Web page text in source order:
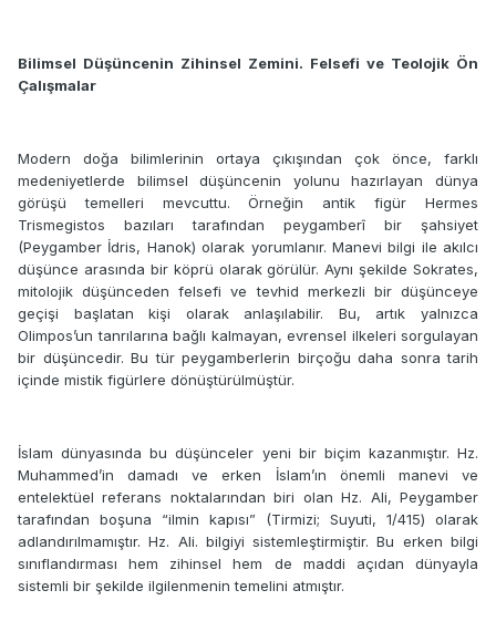
Bilimsel Düşüncenin Zihinsel Zemini. Felsefi ve Teolojik Ön
Çalışmalar
Modern doğa bilimlerinin ortaya çıkışından çok önce, farklı
medeniyetlerde bilimsel düşüncenin yolunu hazırlayan dünya
görüşü temelleri mevcuttu. Örneğin antik figür Hermes
Trismegistos bazıları tarafından peygamberî bir şahsiyet
(Peygamber İdris, Hanok) olarak yorumlanır. Manevi bilgi ile akılcı
düşünce arasında bir köprü olarak görülür. Aynı şekilde Sokrates,
mitolojik düşünceden felsefi ve tevhid merkezli bir düşünceye
geçişi başlatan kişi olarak anlaşılabilir. Bu, artık yalnızca
Olimpos’un tanrılarına bağlı kalmayan, evrensel ilkeleri sorgulayan
bir düşüncedir. Bu tür peygamberlerin birçoğu daha sonra tarih
içinde mistik figürlere dönüştürülmüştür.
İslam dünyasında bu düşünceler yeni bir biçim kazanmıştır. Hz.
Muhammed’in damadı ve erken İslam’ın önemli manevi ve
entelektüel referans noktalarından biri olan Hz. Ali, Peygamber
tarafından boşuna “ilmin kapısı” (Tirmizi; Suyuti, 1/415) olarak
adlandırılmamıştır. Hz. Ali. bilgiyi sistemleştirmiştir. Bu erken bilgi
sınıflandırması hem zihinsel hem de maddi açıdan dünyayla
sistemli bir şekilde ilgilenmenin temelini atmıştır.